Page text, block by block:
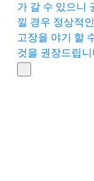
가 갈 수 있으니
낄 경우 정상적
고장을 야기 할
것을 권장드립니